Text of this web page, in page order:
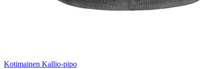
Kotimainen Kallio-pipo